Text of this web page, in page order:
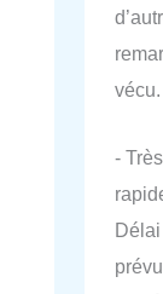
vécu.
-